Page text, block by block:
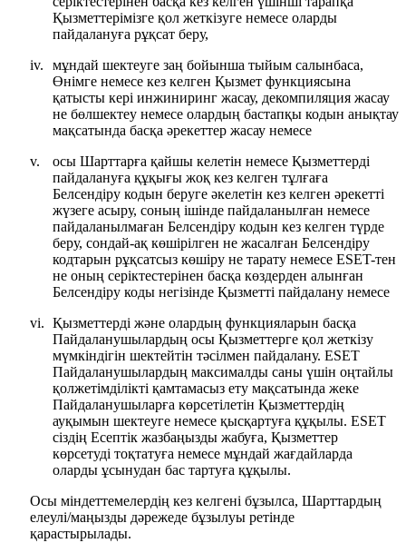
Қызметтерімізге қол жеткізуге немесе оларды
пайдалануға рұқсат беру,
iv.
мұндай шектеуге заң бойынша тыйым салынбаса,
Өнімге немесе кез келген Қызмет функциясына
қатысты кері инжиниринг жасау, декомпиляция жасау
не бөлшектеу немесе олардың бастапқы кодын анықтау
мақсатында басқа әрекеттер жасау немесе
v.
осы Шарттарға қайшы келетін немесе Қызметтерді
пайдалануға құқығы жоқ кез келген тұлғаға
Белсендіру кодын беруге әкелетін кез келген әрекетті
жүзеге асыру, соның ішінде пайдаланылған немесе
пайдаланылмаған Белсендіру кодын кез келген түрде
беру, сондай-ақ көшірілген не жасалған Белсендіру
кодтарын рұқсатсыз көшіру не тарату немесе ESET-тен
не оның серіктестерінен басқа көздерден алынған
Белсендіру коды негізінде Қызметті пайдалану немесе
vi. Қызметтерді және олардың функцияларын басқа
Пайдаланушылардың осы Қызметтерге қол жеткізу
мүмкіндігін шектейтін тәсілмен пайдалану. ESET
Пайдаланушылардың максималды саны үшін оңтайлы
қолжетімділікті қамтамасыз ету мақсатында жеке
Пайдаланушыларға көрсетілетін Қызметтердің
ауқымын шектеуге немесе қысқартуға құқылы. ESET
сіздің Есептік жазбаңызды жабуға, Қызметтер
көрсетуді тоқтатуға немесе мұндай жағдайларда
оларды ұсынудан бас тартуға құқылы.
Осы міндеттемелердің кез келгені бұзылса, Шарттардың
елеулі/маңызды дәрежеде бұзылуы ретінде
қарастырылады.